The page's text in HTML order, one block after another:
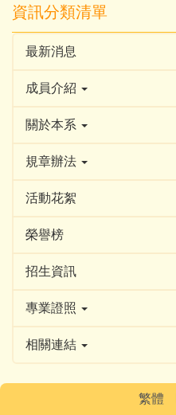
資訊分類清單
最新消息
成員介紹
關於本系
規章辦法
活動花絮
榮譽榜
招生資訊
專業證照
相關連結
繁體